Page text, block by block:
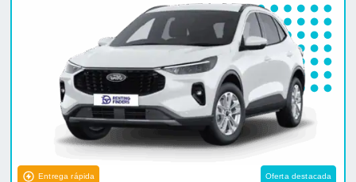
Entrega rápida Oferta destacada